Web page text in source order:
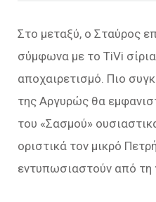
Στο μεταξύ, ο Σταύρος
σύμφωνα με το TiVi
αποχαιρετισμό. Πιο
της Αργυρώς θα
του «Σασμού»
οριστικά τον μικρό
εντυπωσιαστούν από τη